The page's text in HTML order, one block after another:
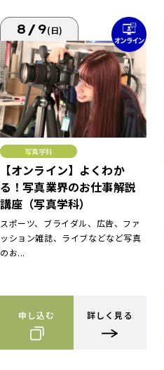
8/9(日)
写真学科
【オンライン】よくわか
る！写真業界のお仕事解説
講座（写真学科）
スポーツ、ブライダル、広告、ファ
ッション雑誌、ライブなどなど写真
のお...
申し込む 詳しく見る